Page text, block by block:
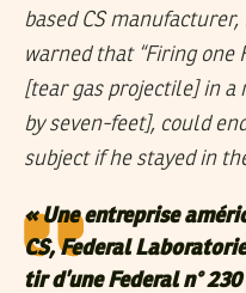
based CS
warned that “Firing one
[tear gas projectile] in a
by seven-feet], could
subject if he stayed in
«Une entreprise
CS, Federal
tir d’une Federal n°